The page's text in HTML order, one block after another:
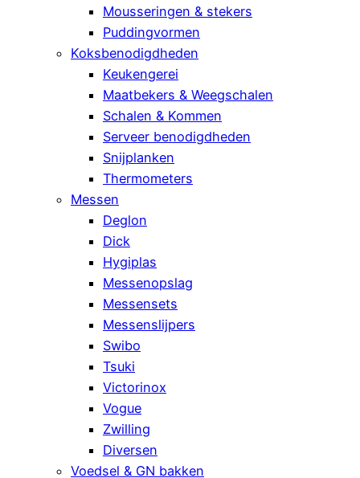
Mousseringen & stekers
Puddingvormen
Koksbenodigdheden
Keukengerei
Maatbekers & Weegschalen
Schalen & Kommen
Serveer benodigdheden
Snijplanken
Thermometers
Messen
Deglon
Dick
Hygiplas
Messenopslag
Messensets
Messenslijpers
Swibo
Tsuki
Victorinox
Vogue
Zwilling
Diversen
Voedsel & GN bakken